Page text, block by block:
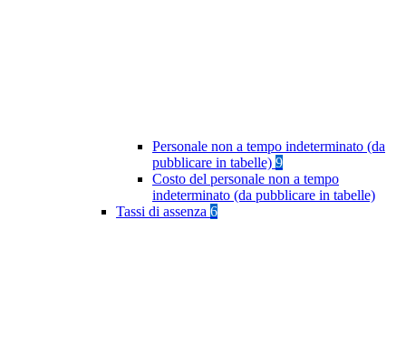
Personale non a tempo indeterminato (da
pubblicare in tabelle) 9
Costo del personale non a tempo
indeterminato (da pubblicare in tabelle)
Tassi di assenza 6